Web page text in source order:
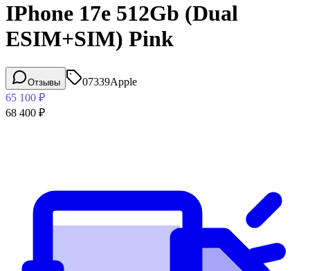
IPhone 17e 512Gb (Dual
ESIM+SIM) Pink
Отзывы 07339Apple
65 100 ₽
68 400 ₽